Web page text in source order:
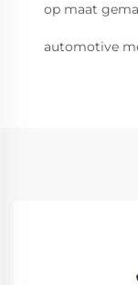
op maat
automotive